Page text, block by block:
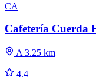
CA
Cafetería Cuerda
A 3.25 km
4.4